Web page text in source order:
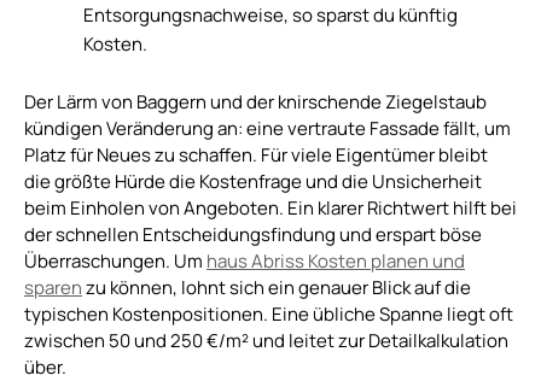
Entsorgungsnachweise, so sparst du künftig
Kosten.
Der Lärm von Baggern und der knirschende Ziegelstaub
kündigen Veränderung an: eine vertraute Fassade fällt, um
Platz für Neues zu schaffen. Für viele Eigentümer bleibt
die größte Hürde die Kostenfrage und die Unsicherheit
beim Einholen von Angeboten. Ein klarer Richtwert hilft bei
der schnellen Entscheidungsfindung und erspart böse
Überraschungen. Um haus Abriss Kosten planen und
sparenzu können, lohnt sich ein genauer Blick auf die
typischen Kostenpositionen. Eine übliche Spanne liegt oft
zwischen 50 und 250 €/m² und leitet zur Detailkalkulation
über.